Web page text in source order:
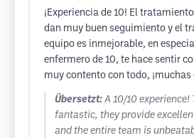
¡Experiencia de 10! El
dan muy buen seguimiento y el
equipo es inmejorable, en
enfermero de 10, te hace sentir
muy contento con todo, ¡muchas
Übersetzt: A 10/10
fantastic, they provide
and the entire team is